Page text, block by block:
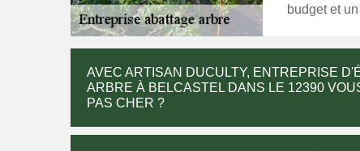
budget et
AVEC ARTISAN DUCULTY, ENTREPRISE
ARBRE À BELCASTEL DANS LE 12390
PAS CHER ?